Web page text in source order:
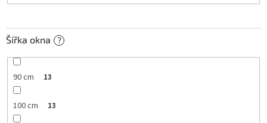
Šířka okna ?
90 cm 13
100 cm 13